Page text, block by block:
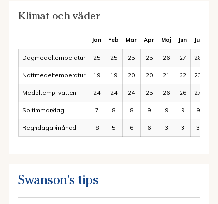
Klimat och väder
Jan Feb Mar Apr Maj Jun Jul
Dagmedeltemperatur 25 25 25 25 26 27 28
Nattmedeltemperatur 19 19 20 20 21 22 23
Medeltemp. vatten 24 24 24 25 26 26 27
Soltimmar/dag 7 8 8 9 9 9 9
Regndagar/månad 8 5 6 6 3 3 3
Swanson's tips